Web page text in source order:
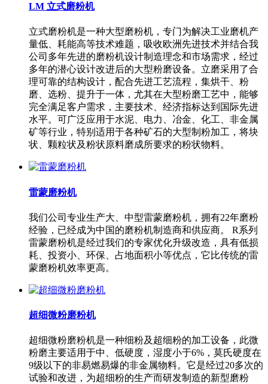
LM 立式磨粉机
立式磨粉机是一种大型磨粉机，专门为解决工业磨机产
量低、耗能高等技术难题，吸收欧洲先进技术并结合我
公司多年先进的磨粉机设计制造理念和市场需求，经过
多年的潜心设计改进后的大型粉磨设备。立磨采用了合
理可靠的结构设计，配合先进工艺流程，集烘干、粉
磨、选粉、提升于一体，尤其在大型粉磨工艺中，能够
完全满足客户需求，主要技术、经济指标达到国际先进
水平。可广泛应用于水泥、电力、冶金、化工、非金属
矿等行业，特别适用于各种矿石的大型制粉加工，将块
状、颗粒状及粉状原料磨成所要求的粉状物料。
雷蒙磨粉机
我们公司专业生产大、中型雷蒙磨粉机，拥有22年磨粉
经验，已经成为中国的磨粉机制造商和供应商。 R系列
雷蒙磨粉机是经过我们的专家优化升级改造，具有低损
耗、投资小、环保、占地面积小等优点，它比传统的雷
蒙磨粉机效率更高。
超细微粉磨粉机
超细微粉磨粉机是一种细粉及超细粉的加工设备，此微
粉磨主要适用于中、低硬度，湿度小于6%，莫氏硬度在
9级以下的非易燃易爆的非金属物料。它是经过20多次的
试验和改进，为超细粉的生产而研发制造的新型磨粉